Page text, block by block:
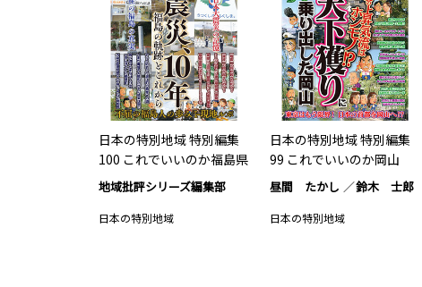
日本の特別地域 特別編集
100 これでいいのか福島県
地域批評シリーズ編集部
日本の特別地域
日本の特別地域 特別編集
99 これでいいのか岡山
昼間 たかし 鈴木 士郎
日本の特別地域